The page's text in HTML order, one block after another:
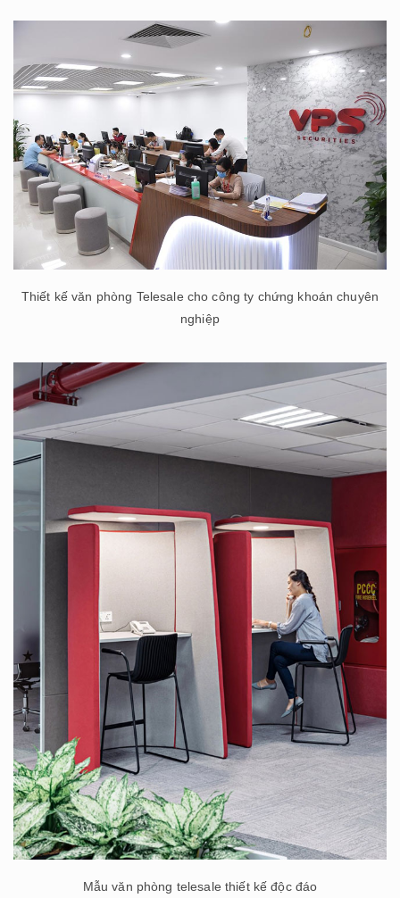
Thiết kế văn phòng Telesale cho công ty chứng khoán chuyên
nghiệp
Mẫu văn phòng telesale thiết kế độc đáo